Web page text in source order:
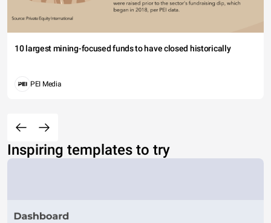
10 largest mining-focused funds to have closed historically
PEI Media
Inspiring templates to try